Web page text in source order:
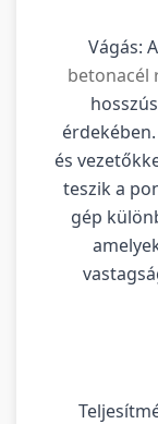
Vágás: A
betonacél
és
teszik a
gép